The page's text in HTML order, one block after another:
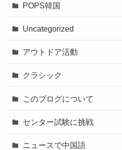
POPS韓国
Uncategorized
アウトドア活動
クラシック
このブログについて
センター試験に挑戦
ニュースで中国語